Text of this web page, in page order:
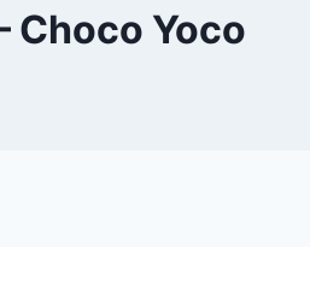
Choco Yoco